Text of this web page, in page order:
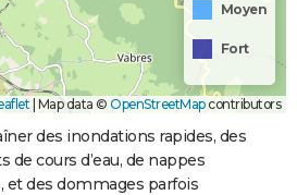
Moyen
Fort
| Map data © OpenStreetMapcontributors
des inondations rapides, des
cours d’eau, de nappes
et des dommages parfois